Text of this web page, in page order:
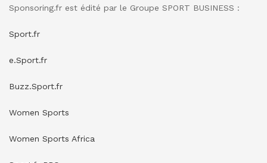
Sponsoring.fr est édité par le Groupe SPORT BUSINESS :
Sport.fr
e.Sport.fr
Buzz.Sport.fr
Women Sports
Women Sports Africa